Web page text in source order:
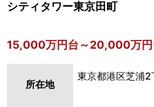
シティタワー東京田町
15,000万円台～20,000万円
所在地
東京都港区芝浦2